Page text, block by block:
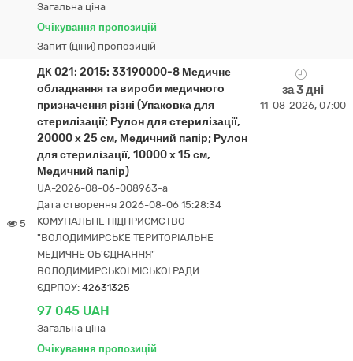
Загальна ціна
Очікування пропозицій
Запит (ціни) пропозицій
5
ДК 021: 2015: 33190000-8 Медичне
обладнання та вироби медичного
призначення різні (Упаковка для
стерилізації; Рулон для стерилізації,
20000 х 25 см, Медичний папір; Рулон
для стерилізації, 10000 х 15 см,
Медичний папір)
UA-2026-08-06-008963-a
Дата створення 2026-08-06 15:28:34
КОМУНАЛЬНЕ ПІДПРИЄМСТВО
"ВОЛОДИМИРСЬКЕ ТЕРИТОРІАЛЬНЕ
МЕДИЧНЕ ОБ'ЄДНАННЯ"
ВОЛОДИМИРСЬКОЇ МІСЬКОЇ РАДИ
ЄДРПОУ: 42631325
97 045 UAH
Загальна ціна
Очікування пропозицій
за 3 дні
11-08-2026, 07:00